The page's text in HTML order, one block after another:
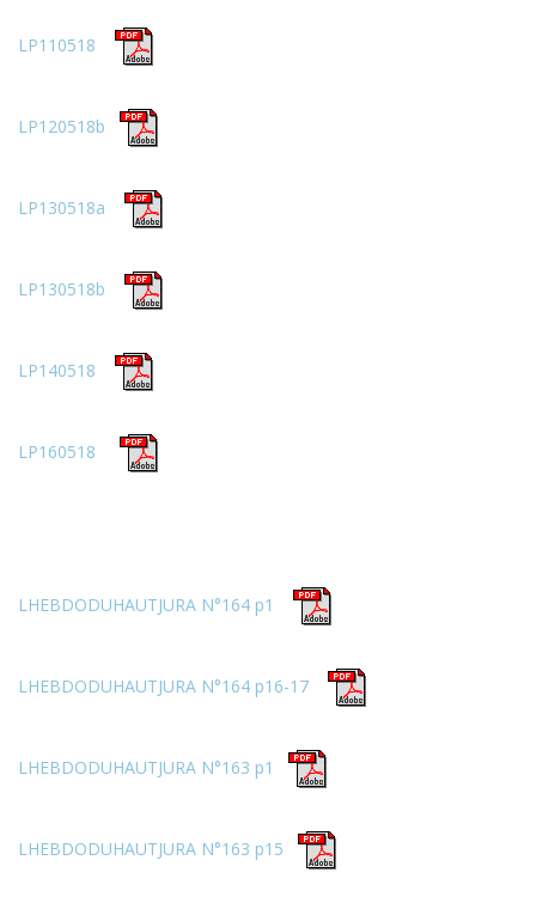
LP110518
LP120518b
LP130518a
LP130518b
LP140518
LP160518
LHEBDODUHAUTJURA N°164 p1
LHEBDODUHAUTJURA N°164 p16-17
LHEBDODUHAUTJURA N°163 p1
LHEBDODUHAUTJURA N°163 p15